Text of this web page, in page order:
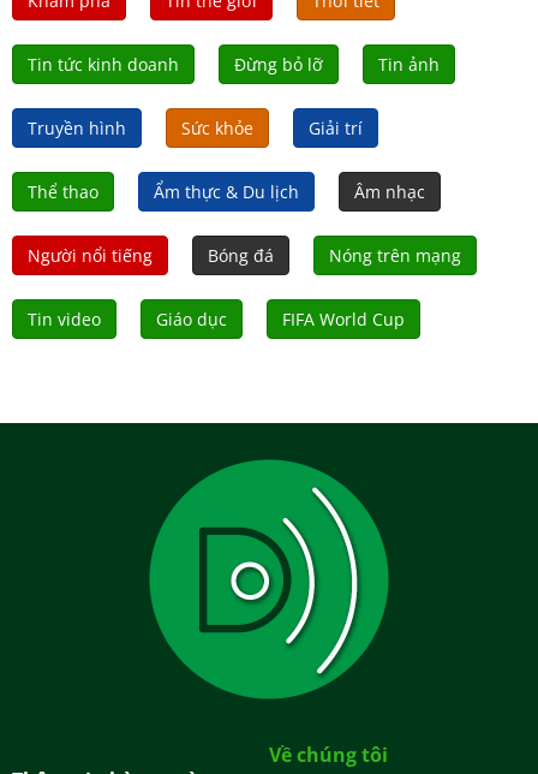
Tin tức kinh doanh Đừng bỏ lỡ Tin ảnh
Truyền hình Sức khỏe Giải trí
Thể thao Ẩm thực & Du lịch Âm nhạc
Người nổi tiếng Bóng đá Nóng trên mạng
Tin video Giáo dục FIFA World Cup
Về chúng tôi